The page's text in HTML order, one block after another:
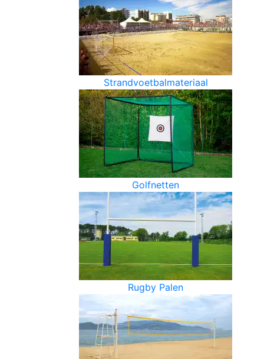
Strandvoetbalmateriaal
Golfnetten
Rugby Palen